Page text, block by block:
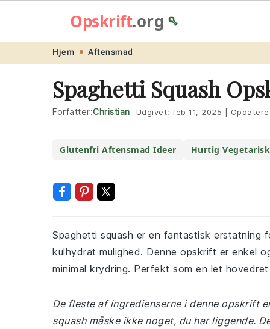
navigation
content
Opskrift.org🥄
Hjem Aftensmad
Spaghetti Squash
Forfatter:Christian Udgivet: feb 11, 2025
Glutenfri Aftensmad Ideer Hurtig
Spaghetti squash er en fantastisk
kulhydrat mulighed. Denne opskrift er enkel
minimal krydring. Perfekt som en let
De fleste af ingredienserne i denne opskrift
squash måske ikke noget, du har liggende.